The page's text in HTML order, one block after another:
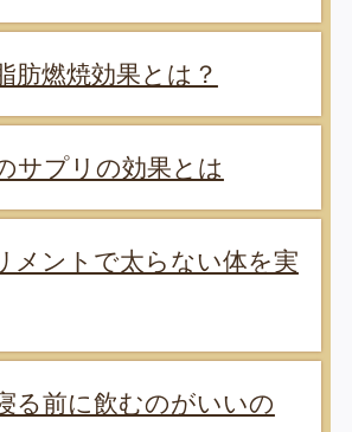
肪燃焼効果とは？
サプリの効果とは
メントで太らない体を実
る前に飲むのがいいの